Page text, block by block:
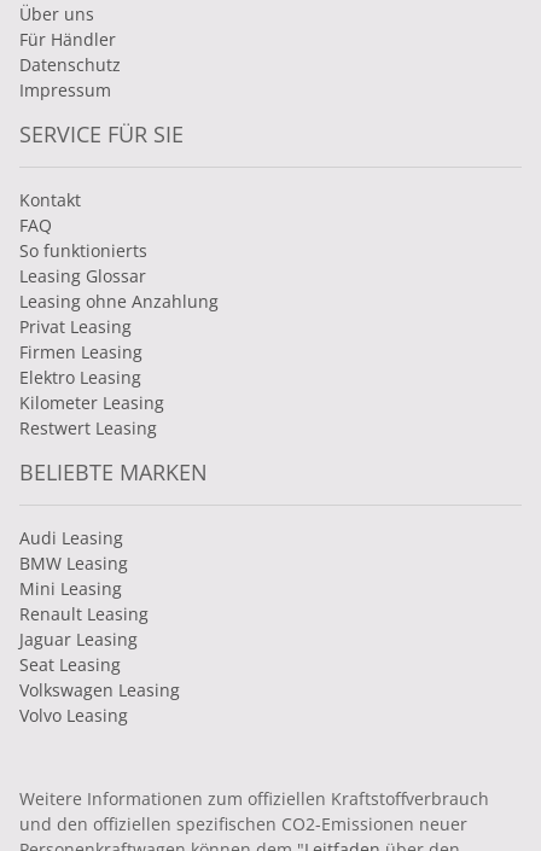
Über uns
Für Händler
Datenschutz
Impressum
SERVICE FÜR SIE
Kontakt
FAQ
So funktionierts
Leasing Glossar
Leasing ohne Anzahlung
Privat Leasing
Firmen Leasing
Elektro Leasing
Kilometer Leasing
Restwert Leasing
BELIEBTE MARKEN
Audi Leasing
BMW Leasing
Mini Leasing
Renault Leasing
Jaguar Leasing
Seat Leasing
Volkswagen Leasing
Volvo Leasing
Weitere Informationen zum offiziellen Kraftstoffverbrauch
und den offiziellen spezifischen CO2-Emissionen neuer